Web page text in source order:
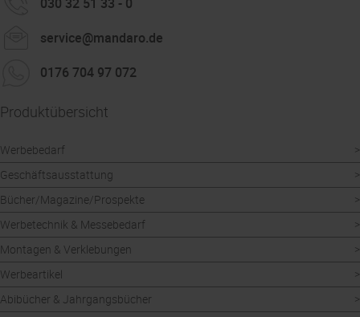
service@mandaro.de
0176 704 97 072
Produktübersicht
Werbebedarf
Geschäftsausstattung
Bücher/Magazine/Prospekte
Werbetechnik & Messebedarf
Montagen & Verklebungen
Werbeartikel
Abibücher & Jahrgangsbücher